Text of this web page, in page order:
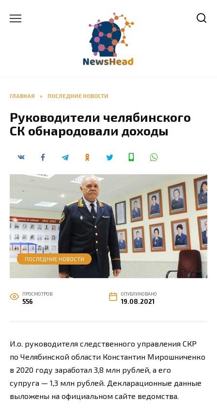
ГЛАВНАЯ » ПОСЛЕДНИЕ НОВОСТИ
Руководители челябинского
СК обнародовали доходы
ПОСЛЕДНИЕ НОВОСТИ
ПРОСМОТРОВ
556
ОПУБЛИКОВАНО
19.08.2021
И.о. руководителя следственного управления СКР
по Челябинской области Константин Мирошниченко
в 2020 году заработал 3,8 млн рублей, а его
супруга — 1,3 млн рублей. Декларационные данные
выложены на официальном сайте ведомства.